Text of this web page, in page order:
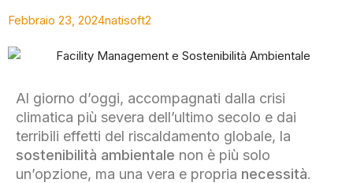
Febbraio 23, 2024natisoft2
Al giorno d’oggi, accompagnati dalla crisi
climatica più severa dell’ultimo secolo e dai
terribili effetti del riscaldamento globale, la
sostenibilità ambientale non è più solo
un’opzione, ma una vera e propria necessità.